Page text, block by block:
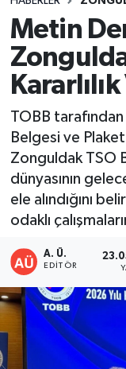
Metin
TOBB
Belgesi ve
Zonguldak TSO
dünyasının
ele alındığını
odaklı
A. Ü.
EDITÖR
DEVREK
DÜZCE
EREĞLİ
GÖKÇEBEY
KARABÜK
KASTAMONU